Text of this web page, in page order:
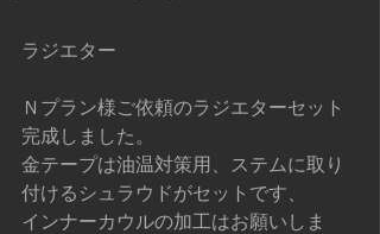
ラジエター
Ｎプラン様ご依頼のラジエターセット
完成しました。
金テープは油温対策用、ステムに取り
付けるシュラウドがセットです、
インナーカウルの加工はお願いしま